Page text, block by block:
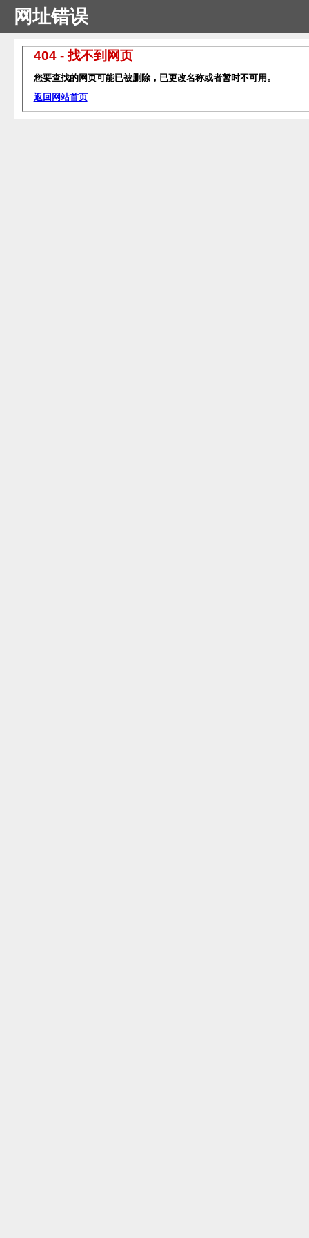
网址错误
404 - 找不到网页
您要查找的网页可能已被删除，已更改名称或者暂时不可用。
返回网站首页